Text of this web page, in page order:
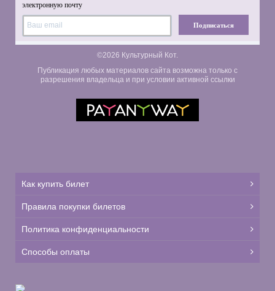
электронную почту
Подписаться
©2026 Культурный Кот.
Публикация любых материалов сайта возможна только с
разрешения владельца и при условии активной ссылки
Как купить билет
Правила покупки билетов
Политика конфиденциальности
Способы оплаты